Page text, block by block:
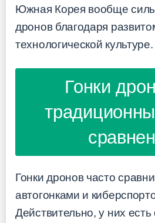
Южная Корея вообще
дронов благодаря
технологической культуре.
Гонки
Гонки дронов часто
автогонками и
Действительно, у них